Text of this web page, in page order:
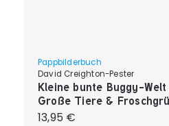
Pappbilderbuch
David Creighton-Pester
Kleine bunte Buggy-
Große Tiere &
Regulärer Preis:
13,95 €